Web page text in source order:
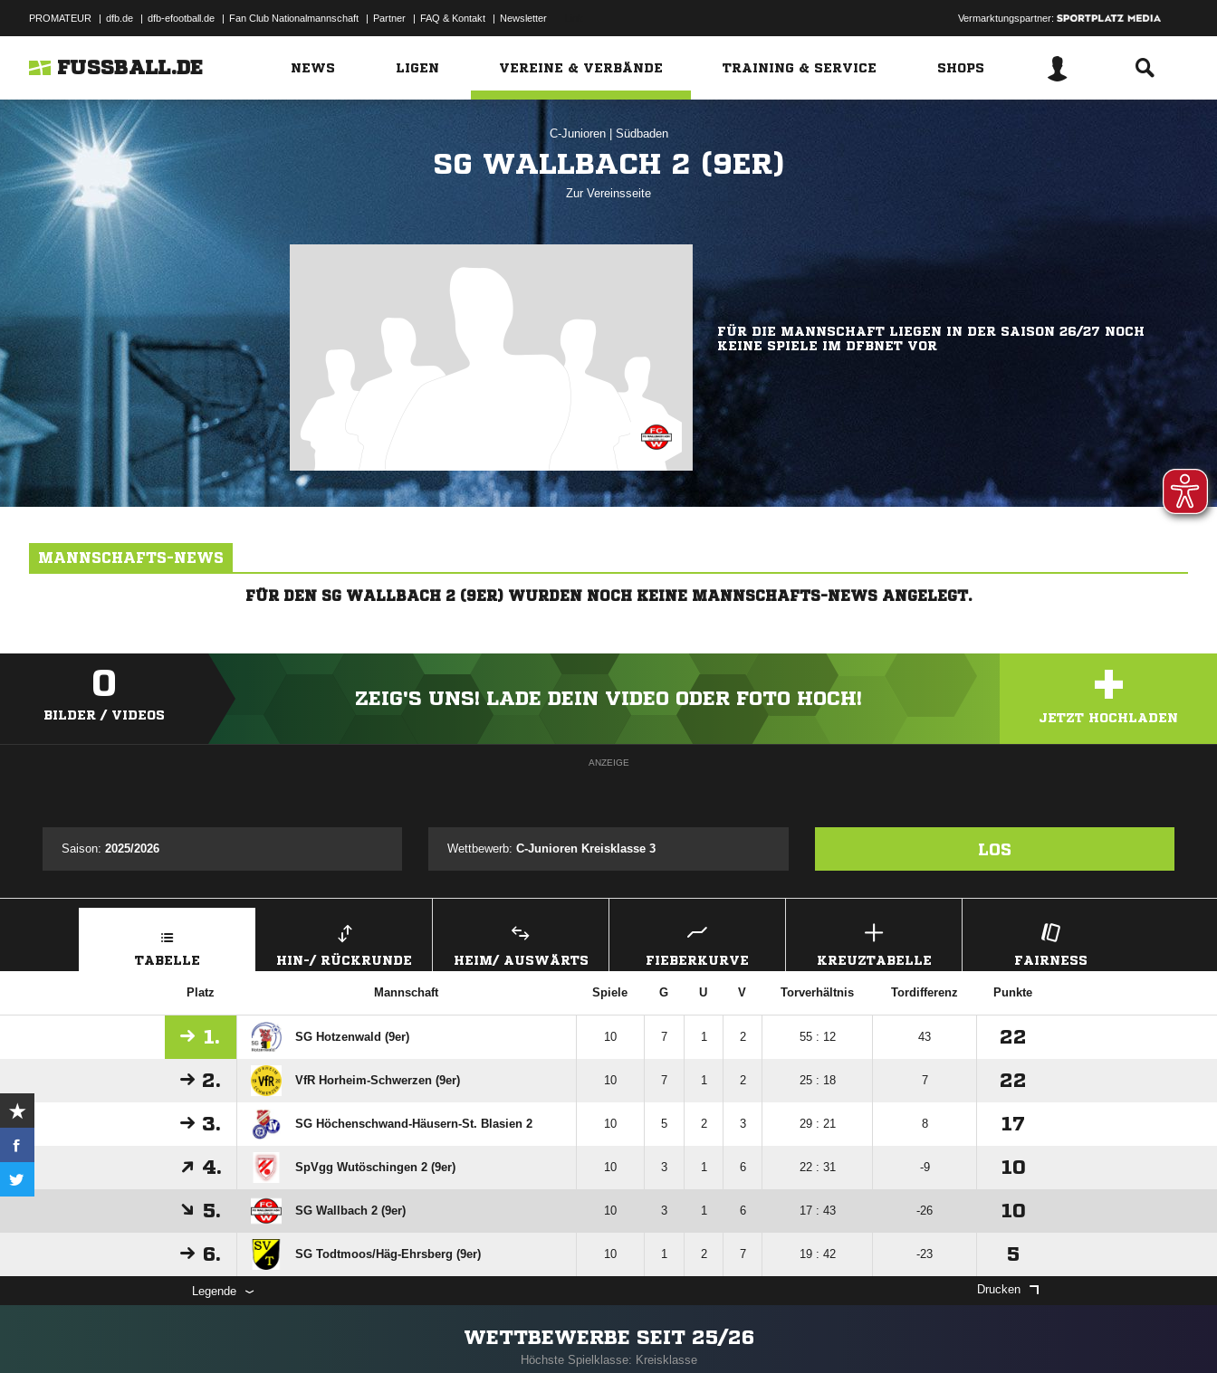
PROMATEUR | dfb.de | dfb-efootball.de | Fan Club Nationalmannschaft | Partner | FAQ & Kontakt | Newsletter Vermarktungspartner:
FUSSBALL.DE NEWS LIGEN VEREINE & VERBÄNDE TRAINING & SERVICE SHOPS
C-Junioren Südbaden
SG WALLBACH 2 (9ER)
Zur Vereinsseite
FÜR DIE MANNSCHAFT LIEGEN IN DER SAISON 26/27 NOCH
KEINE SPIELE IM DFBNET VOR
MANNSCHAFTS-NEWS
FÜR DEN SG WALLBACH 2 (9ER) WURDEN NOCH KEINE MANNSCHAFTS-NEWS ANGELEGT.
0
BILDER / VIDEOS
ZEIG'S UNS! LADE DEIN VIDEO ODER FOTO HOCH! +
JETZT HOCHLADEN
ANZEIGE
Saison: 2025/2026 Wettbewerb:C-Junioren Kreisklasse 3 LOS
TABELLE HIN-/ RÜCKRUNDE HEIM/ AUSWÄRTS FIEBERKURVE KREUZTABELLE FAIRNESS
Platz Mannschaft Spiele G U V Torverhältnis Tordifferenz Punkte
1. SG Hotzenwald (9er) 10 7 1 2 55 : 12 43 22
2. VfR Horheim-Schwerzen (9er) 10 7 1 2 25 : 18 7 22
3. SG Höchenschwand-Häusern-St. Blasien 2 10 5 2 3 29 : 21 8 17
4. SpVgg Wutöschingen 2 (9er) 10 3 1 6 22 : 31 -9 10
5. SG Wallbach 2 (9er) 10 3 1 6 17 : 43 -26 10
6. SG Todtmoos/​Häg-Ehrsberg (9er) 10 1 2 7 19 : 42 -23 5
Legende Drucken
WETTBEWERBE SEIT 25/26
Höchste Spielklasse: Kreisklasse